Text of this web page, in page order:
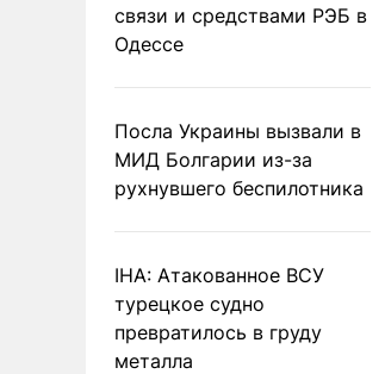
связи и средствами РЭБ в
Одессе
Посла Украины вызвали в
МИД Болгарии из-за
рухнувшего беспилотника
IHA: Атакованное ВСУ
турецкое судно
превратилось в груду
металла